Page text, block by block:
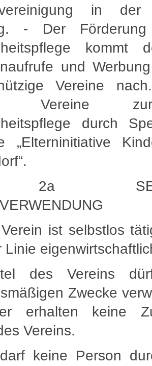
in
- Der
kommt
und
Vereine
Vereine
durch
„Elterninitiative
ist selbstlos
Linie
des Vereins
Zwecke
erhalten keine
Vereins.
keine Person